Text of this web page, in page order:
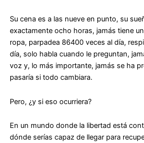
Su cena es a las nueve en punto, su
exactamente ocho horas, jamás tiene
ropa, parpadea 86400 veces al día,
día, solo habla cuando le preguntan,
voz y, lo más importante, jamás se ha
pasaría si todo cambiara.
Pero, ¿y si eso ocurriera?
En un mundo donde la libertad está
dónde serías capaz de llegar para